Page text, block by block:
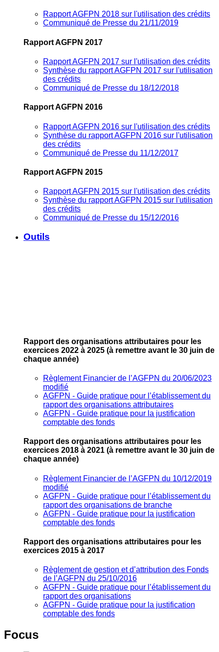
Rapport AGFPN 2018 sur l'utilisation des crédits
Communiqué de Presse du 21/11/2019
Rapport AGFPN 2017
Rapport AGFPN 2017 sur l'utilisation des crédits
Synthèse du rapport AGFPN 2017 sur l'utilisation
des crédits
Communiqué de Presse du 18/12/2018
Rapport AGFPN 2016
Rapport AGFPN 2016 sur l'utilisation des crédits
Synthèse du rapport AGFPN 2016 sur l'utilisation
des crédits
Communiqué de Presse du 11/12/2017
Rapport AGFPN 2015
Rapport AGFPN 2015 sur l'utilisation des crédits
Synthèse du rapport AGFPN 2015 sur l'utilisation
des crédits
Communiqué de Presse du 15/12/2016
Outils
Rapport des organisations attributaires pour les
exercices 2022 à 2025 (à remettre avant le 30 juin de
chaque année)
Règlement Financier de l’AGFPN du 20/06/2023
modifié
AGFPN ‐ Guide pratique pour l’établissement du
rapport des organisations attributaires
AGFPN ‐ Guide pratique pour la justification
comptable des fonds
Rapport des organisations attributaires pour les
exercices 2018 à 2021 (à remettre avant le 30 juin de
chaque année)
Règlement Financier de l’AGFPN du 10/12/2019
modifié
AGFPN ‐ Guide pratique pour l’établissement du
rapport des organisations de branche
AGFPN ‐ Guide pratique pour la justification
comptable des fonds
Rapport des organisations attributaires pour les
exercices 2015 à 2017
Règlement de gestion et d’attribution des Fonds
de l’AGFPN du 25/10/2016
AGFPN ‐ Guide pratique pour l’établissement du
rapport des organisations
AGFPN ‐ Guide pratique pour la justification
comptable des fonds
Focus